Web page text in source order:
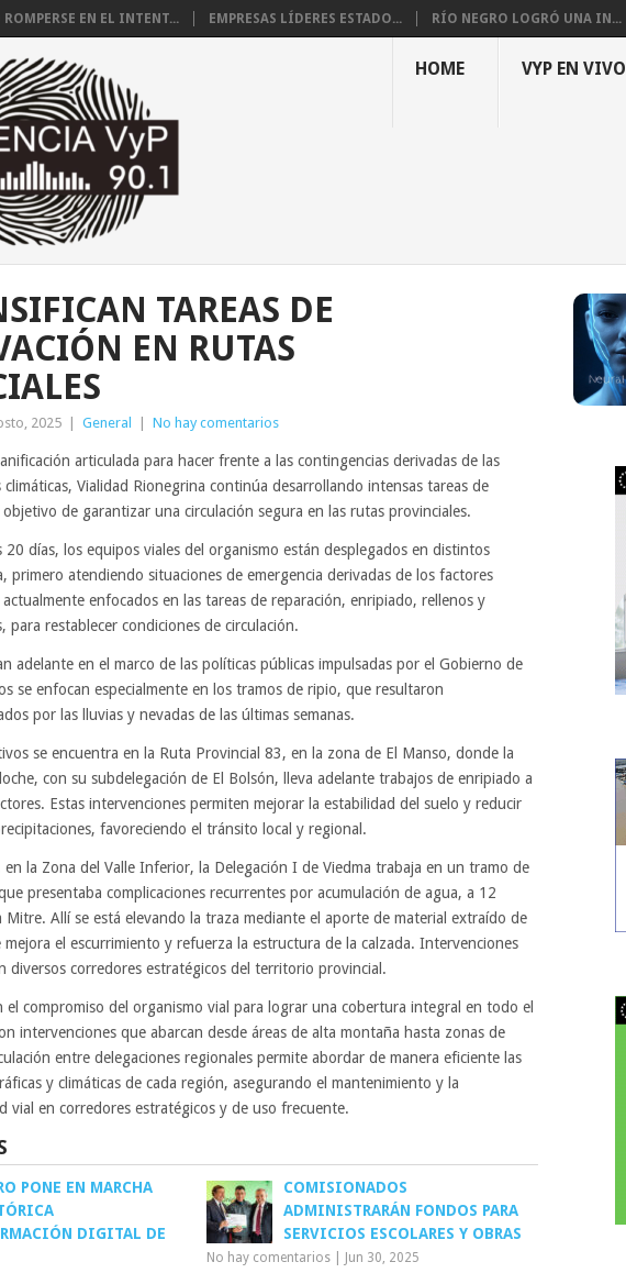
ROMPERSE EN EL INTENT... EMPRESAS LÍDERES ESTADO... RÍO NEGRO LOGRÓ UNA IN...
HOME VYP EN VIVO
TAREAS DE
EN RUTAS
2025 General No hay comentarios
articulada para hacer frente a las contingencias derivadas de las
climáticas, Vialidad Rionegrina continúa desarrollando intensas tareas de
de garantizar una circulación segura en las rutas provinciales.
días, los equipos viales del organismo están desplegados en distintos
primero atendiendo situaciones de emergencia derivadas de los factores
enfocados en las tareas de reparación, enripiado, rellenos y
para restablecer condiciones de circulación.
adelante en el marco de las políticas públicas impulsadas por el Gobierno de
se enfocan especialmente en los tramos de ripio, que resultaron
por las lluvias y nevadas de las últimas semanas.
se encuentra en la Ruta Provincial 83, en la zona de El Manso, donde la
con su subdelegación de El Bolsón, lleva adelante trabajos de enripiado a
Estas intervenciones permiten mejorar la estabilidad del suelo y reducir
favoreciendo el tránsito local y regional.
en la Zona del Valle Inferior, la Delegación I de Viedma trabaja en un tramo de
presentaba complicaciones recurrentes por acumulación de agua, a 12
Mitre. Allí se está elevando la traza mediante el aporte de material extraído de
el escurrimiento y refuerza la estructura de la calzada. Intervenciones
diversos corredores estratégicos del territorio provincial.
el compromiso del organismo vial para lograr una cobertura integral en todo el
intervenciones que abarcan desde áreas de alta montaña hasta zonas de
entre delegaciones regionales permite abordar de manera eficiente las
y climáticas de cada región, asegurando el mantenimiento y la
vial en corredores estratégicos y de uso frecuente.
PONE EN MARCHA
DIGITAL DE
COMISIONADOS
ADMINISTRARÁN FONDOS PARA
SERVICIOS ESCOLARES Y OBRAS
No hay comentarios Jun 30, 2025